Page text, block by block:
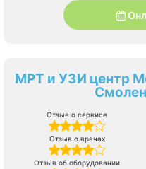
МРТ и УЗИ центр
Отзыв о сервисе
Отзыв о врачах
Отзыв об оборудовании